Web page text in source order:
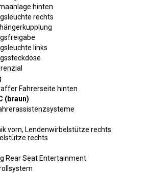
hinten
rechts
links
Fahrerseite hinten
(braun)
vorn, Lendenwirbelstütze rechts
rechts
Rear Seat Entertainment